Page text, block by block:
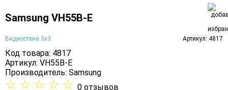
Samsung VH55B-E
Видеостена 3х3 Артикул: 4817
Код товара: 4817
Артикул: VH55B-E
Производитель: Samsung
☆ ☆ ☆ ☆ ☆ 0 отзывов